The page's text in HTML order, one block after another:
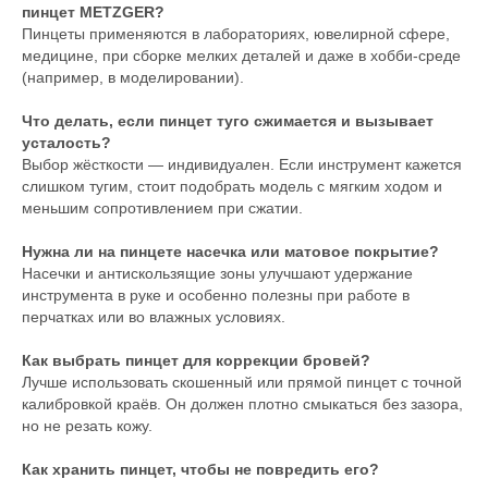
пинцет METZGER?
Пинцеты применяются в лабораториях, ювелирной сфере,
медицине, при сборке мелких деталей и даже в хобби-среде
(например, в моделировании).
Что делать, если пинцет туго сжимается и вызывает
усталость?
Выбор жёсткости — индивидуален. Если инструмент кажется
слишком тугим, стоит подобрать модель с мягким ходом и
меньшим сопротивлением при сжатии.
Нужна ли на пинцете насечка или матовое покрытие?
Насечки и антискользящие зоны улучшают удержание
инструмента в руке и особенно полезны при работе в
перчатках или во влажных условиях.
Как выбрать пинцет для коррекции бровей?
Лучше использовать скошенный или прямой пинцет с точной
калибровкой краёв. Он должен плотно смыкаться без зазора,
но не резать кожу.
Как хранить пинцет, чтобы не повредить его?